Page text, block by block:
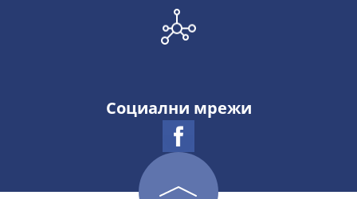
Социални мрежи